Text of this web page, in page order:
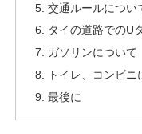
交通ルールについ
タイの道路でのU
ガソリンについて
トイレ、コンビニ
最後に